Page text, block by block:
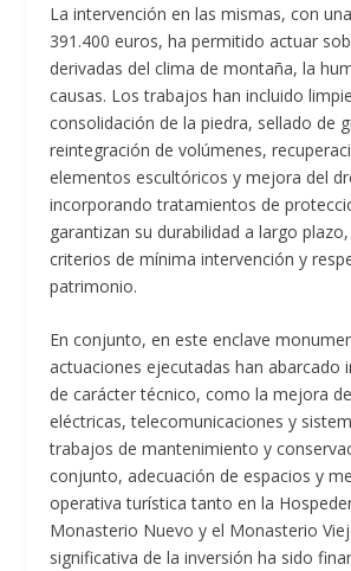
La intervención en las mismas, con
391.400 euros, ha permitido actuar
derivadas del clima de montaña, la
causas. Los trabajos han incluido
consolidación de la piedra, sellado de
reintegración de volúmenes,
elementos escultóricos y mejora del
incorporando tratamientos de
garantizan su durabilidad a largo
criterios de mínima intervención y
patrimonio.
En conjunto, en este enclave
actuaciones ejecutadas han abarcado
de carácter técnico, como la mejora
eléctricas, telecomunicaciones y
trabajos de mantenimiento y
conjunto, adecuación de espacios y
operativa turística tanto en la
Monasterio Nuevo y el Monasterio
significativa de la inversión ha sido